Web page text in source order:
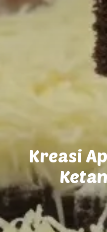
Kreasi